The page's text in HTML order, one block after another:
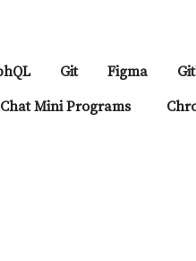
Git Figma
Mini Programs